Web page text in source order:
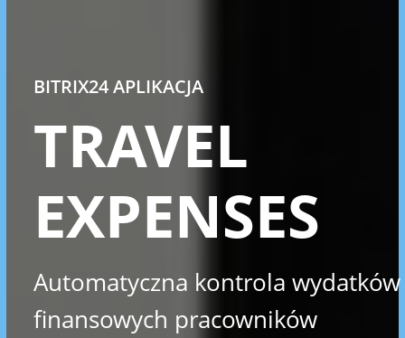
BITRIX24 APLIKACJA
TRAVEL
EXPENSES
Automatyczna kontrola wydatków
finansowych pracowników